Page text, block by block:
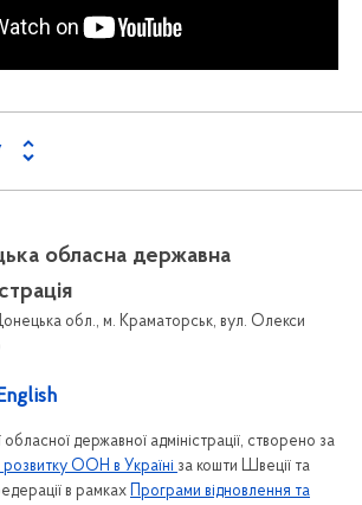
обласна державна
обл., м. Краматорськ, вул. Олекси
державної адміністрації, створено за
розвитку ООН в Україні за кошти Швеції та
в рамках
Програми відновлення та